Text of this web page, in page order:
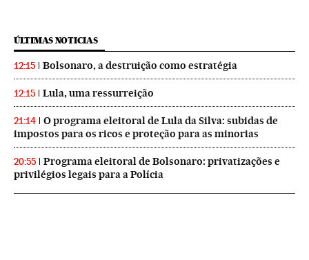
ÚLTIMAS NOTICIAS
12:15 Bolsonaro, a destruição como estratégia
12:15 Lula, uma ressurreição
21:14
O programa eleitoral de Lula da Silva: subidas de
impostos para os ricos e proteção para as minorias
20:55
Programa eleitoral de Bolsonaro: privatizações e
privilégios legais para a Polícia